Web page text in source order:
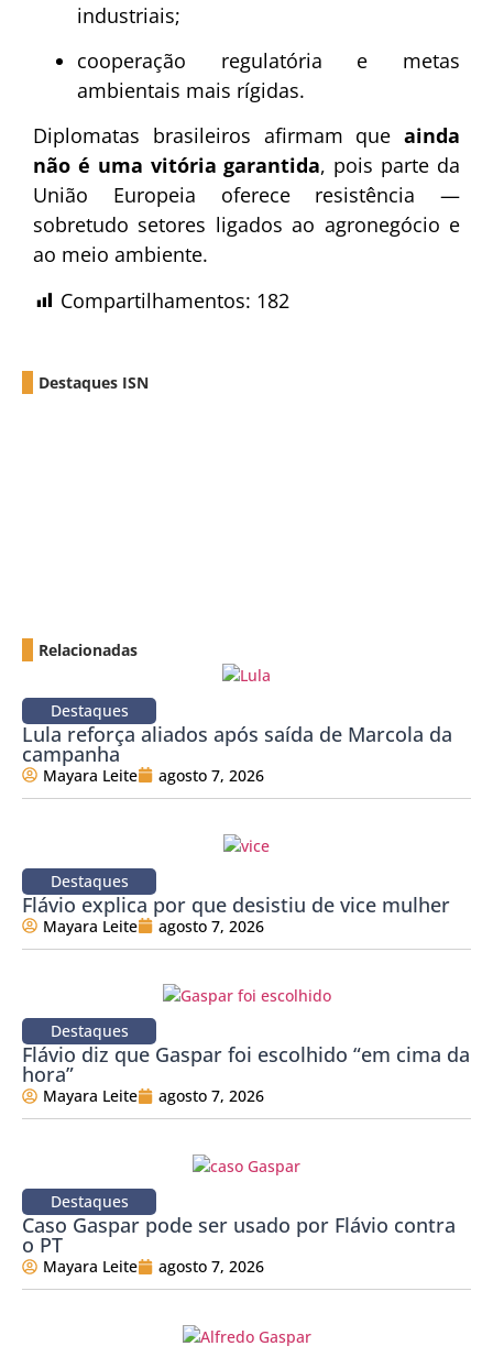
industriais;
cooperação regulatória e metas
ambientais mais rígidas.
Diplomatas brasileiros afirmam que ainda
não é uma vitória garantida, pois parte da
União Europeia oferece resistência —
sobretudo setores ligados ao agronegócio e
ao meio ambiente.
Compartilhamentos: 182
Destaques ISN
Relacionadas
Destaques
Lula reforça aliados após saída de Marcola da
campanha
Mayara Leite agosto 7, 2026
Destaques
Flávio explica por que desistiu de vice mulher
Mayara Leite agosto 7, 2026
Destaques
Flávio diz que Gaspar foi escolhido “em cima da
hora”
Mayara Leite agosto 7, 2026
Destaques
Caso Gaspar pode ser usado por Flávio contra
o PT
Mayara Leite agosto 7, 2026